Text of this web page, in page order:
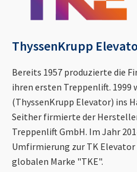
ThyssenKrupp
Bereits 1957 produzierte die
ihren ersten Treppenlift. 1999
(ThyssenKrupp Elevator) ins
Seither firmierte der
Treppenlift GmbH. Im Jahr
Umfirmierung zur TK Elevator
globalen Marke "TKE".